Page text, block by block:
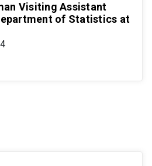
Visiting Assistant
of Statistics at